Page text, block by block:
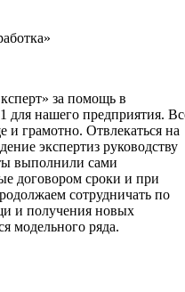
за помощь в
нашего предприятия.
и грамотно. Отвлекаться на
экспертиз руководству
выполнили сами
договором сроки и при
сотрудничать по
и получения новых
модельного ряда.